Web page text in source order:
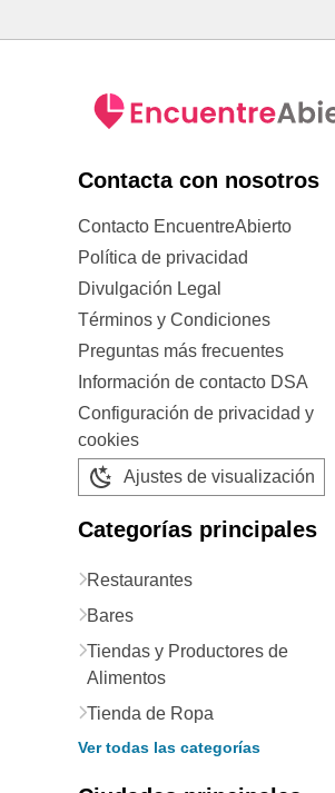
Contacta con nosotros
Contacto EncuentreAbierto
Política de privacidad
Divulgación Legal
Términos y Condiciones
Preguntas más frecuentes
Información de contacto DSA
Configuración de privacidad y
cookies
Ajustes de visualización
Categorías principales
Restaurantes
Bares
Tiendas y Productores de
Alimentos
Tienda de Ropa
Ver todas las categorías